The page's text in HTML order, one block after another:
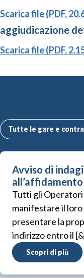
Scarica file (PDF,
aggiudicazione
Scarica file (PDF,
Tutte le gare e
Avviso di
Tutti gli
manifestare il
presentare la
indirizzo entro il
Scopri di più